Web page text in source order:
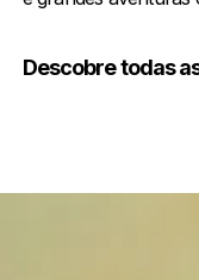
Descobre todas